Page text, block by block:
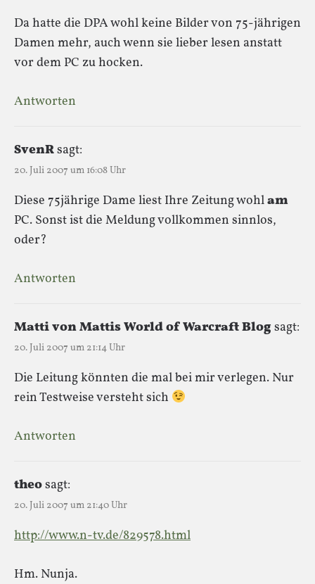
Da hatte die DPA wohl keine Bilder von 75-jährigen
Damen mehr, auch wenn sie lieber lesen anstatt
vor dem PC zu hocken.
Antworten
SvenRsagt:
20. Juli 2007 um 16:08 Uhr
Diese 75jährige Dame liest Ihre Zeitung wohlam
PC. Sonst ist die Meldung vollkommen sinnlos,
oder?
Antworten
Matti von Mattis World of Warcraft Blogsagt:
20. Juli 2007 um 21:14 Uhr
Die Leitung könnten die mal bei mir verlegen. Nur
rein Testweise versteht sich
Antworten
theosagt:
20. Juli 2007 um 21:40 Uhr
http://www.n-tv.de/829578.html
Hm. Nunja.